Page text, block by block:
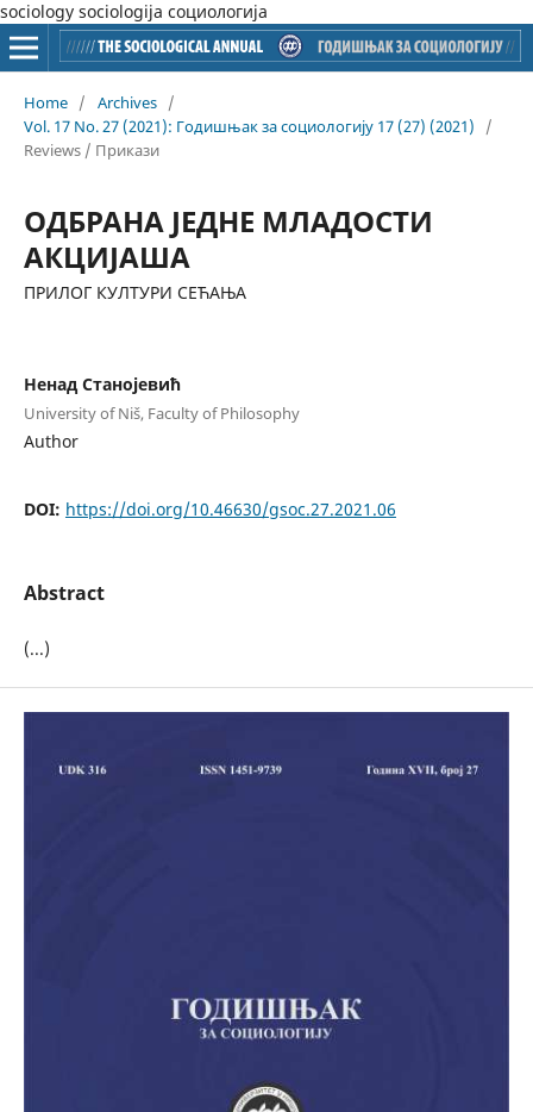
sociology sociologija социологија
Home / Archives /
Vol. 17 No. 27 (2021): Годишњак за социологију 17 (27) (2021)
/
Reviews / Прикази
ОДБРАНА ЈЕДНЕ МЛАДОСТИ
АКЦИЈАША
ПРИЛОГ КУЛТУРИ СЕЋАЊА
Ненад Станојевић
University of Niš, Faculty of Philosophy
Author
DOI: https://doi.org/10.46630/gsoc.27.2021.06
Abstract
(...)